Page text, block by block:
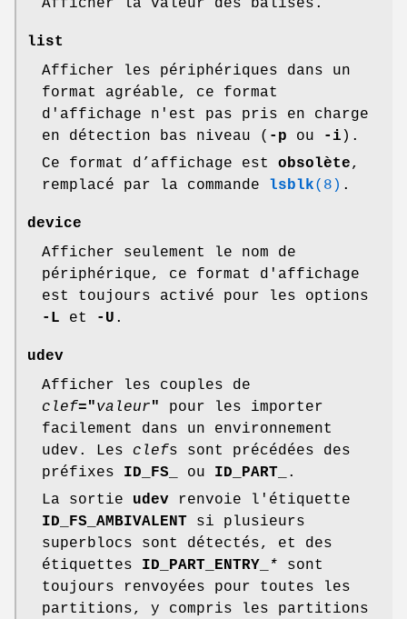
Afficher la valeur des balises.
list
Afficher les périphériques dans un
format agréable, ce format
d'affichage n'est pas pris en charge
en détection bas niveau ( -p ou -i ).
Ce format d’affichage est obsolète,
remplacé par la commande
lsblk(8) .
device
Afficher seulement le nom de
périphérique, ce format d'affichage
est toujours activé pour les options
-L et -U .
udev
Afficher les couples de
clef="valeur"
pour les importer
facilement dans un environnement
udev. Les clefs sont précédées des
préfixes ID_FS_ ou ID_PART_
.
La sortie udev renvoie l'étiquette
ID_FS_AMBIVALENT si plusieurs
superblocs sont détectés, et des
étiquettes ID_PART_ENTRY_ * sont
toujours renvoyées pour toutes les
partitions, y compris les partitions